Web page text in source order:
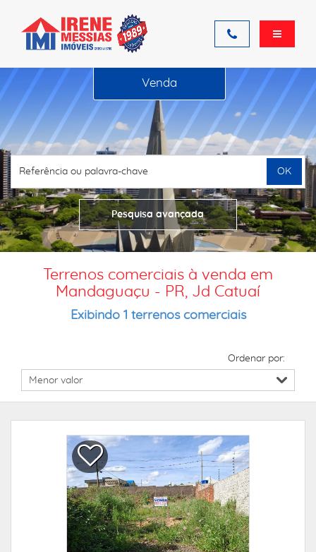
Venda
Pesquisa avançada
OK
Terrenos comerciais à venda em
Mandaguaçu - PR, Jd Catuaí
Exibindo 1 terrenos comerciais
Ordenar por: